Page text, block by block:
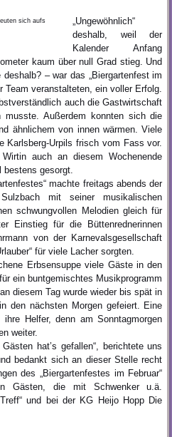
sich aufs
„Ungewöhnlich“
deshalb, weil der
Kalender Anfang
kaum über null Grad stieg. Und
– war das „Biergartenfest im
Team veranstalteten, ein voller Erfolg.
auch die Gastwirtschaft
Außerdem konnten sich die
ähnlichem von innen wärmen. Viele
Karlsberg-Urpils frisch vom Fass vor.
auch an diesem Wochenende
gesorgt.
machte freitags abends der
mit seiner musikalischen
schwungvollen Melodien gleich für
Einstieg für die Büttenrednerinnen
von der Karnevalsgesellschaft
für viele Lacher sorgten.
Erbsensuppe viele Gäste in den
ein buntgemischtes Musikprogramm
diesem Tag wurde wieder bis spät in
den nächsten Morgen gefeiert. Eine
Helfer, denn am Sonntagmorgen
weiter.
hat’s gefallen“, berichtete uns
bedankt sich an dieser Stelle recht
des „Biergartenfestes im Februar“
Gästen, die mit Schwenker u.ä.
und bei der KG Heijo Hopp Die